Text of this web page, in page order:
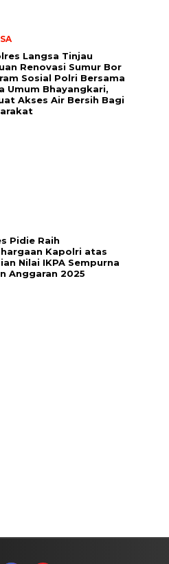
Langsa Tinjau
Renovasi Sumur Bor
Sosial Polri Bersama
Umum Bhayangkari,
Akses Air Bersih Bagi
Pidie Raih
Kapolri atas
Nilai IKPA Sempurna
Anggaran 2025